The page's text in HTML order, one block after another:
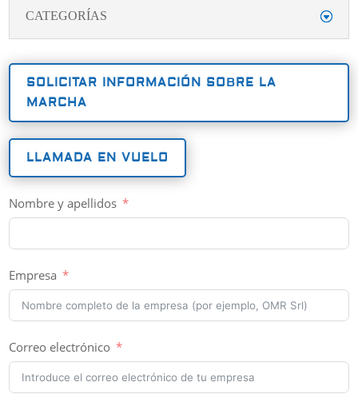
CATEGORÍAS
SOLICITAR INFORMACIÓN SOBRE LA
MARCHA
LLAMADA EN VUELO
Nombre y apellidos
Empresa
Correo electrónico